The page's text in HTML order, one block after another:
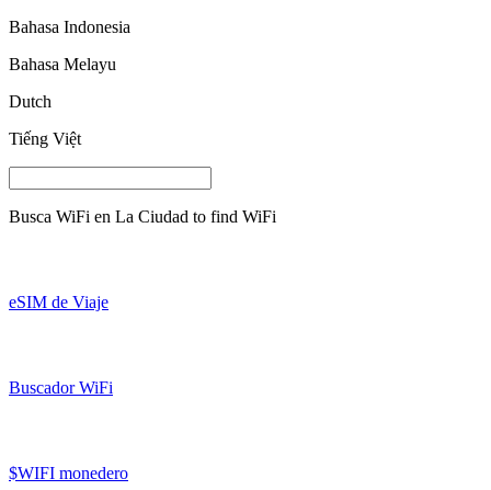
Bahasa Indonesia
Bahasa Melayu
Dutch
Tiếng Việt
Busca WiFi en La Ciudad to find WiFi
eSIM de Viaje
Buscador WiFi
$WIFI monedero